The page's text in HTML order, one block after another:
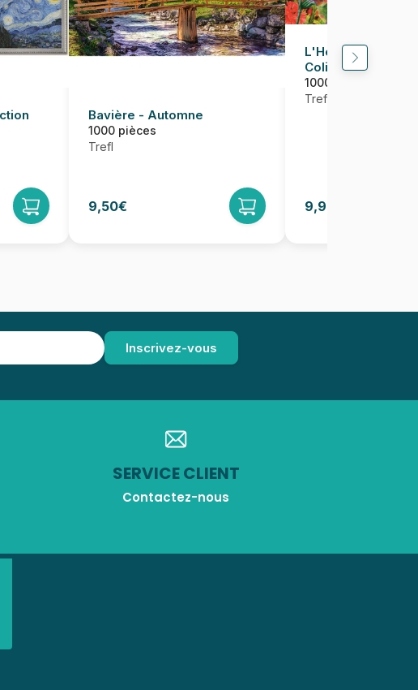
Bavière - Automne
1000 pièces
Trefl
9,50€
L'Heure Du Thé :
Colibris
1000 pièces
Trefl
9,95€
SERVICE CLIENT
Contactez-nous